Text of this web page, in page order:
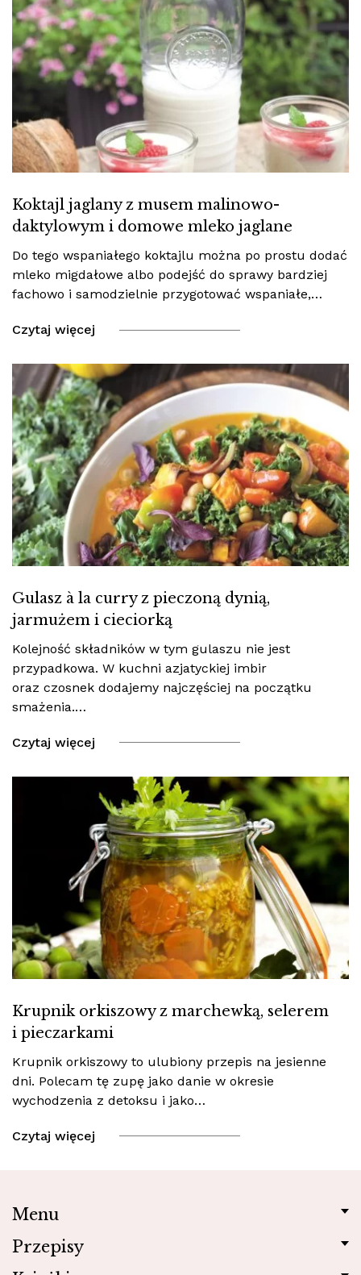
Koktajl jaglany z musem malinowo-
daktylowym i domowe mleko jaglane
Do tego wspaniałego koktajlu można po prostu dodać
mleko migdałowe albo podejść do sprawy bardziej
fachowo i samodzielnie przygotować wspaniałe,…
Czytaj więcej
Gulasz à la curry z pieczoną dynią,
jarmużem i cieciorką
Kolejność składników w tym gulaszu nie jest
przypadkowa. W kuchni azjatyckiej imbir
oraz czosnek dodajemy najczęściej na początku
smażenia.…
Czytaj więcej
Krupnik orkiszowy z marchewką, selerem
i pieczarkami
Krupnik orkiszowy to ulubiony przepis na jesienne
dni. Polecam tę zupę jako danie w okresie
wychodzenia z detoksu i jako…
Czytaj więcej
Menu
Przepisy